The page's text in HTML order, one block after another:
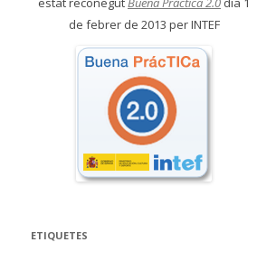
de febrer de 2013 per INTEF
ETIQUETES